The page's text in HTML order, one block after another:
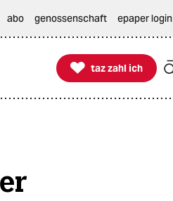
abo genossenschaft epaper login

taz zahl ich
taz zahl ich